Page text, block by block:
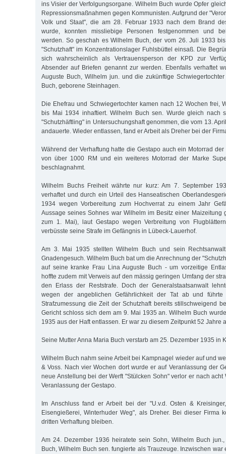
ins Visier der Verfolgungsorgane. Wilhelm Buch wurde Opfer
Repressionsmaßnahmen gegen Kommunisten. Aufgrund der
Volk und Staat", die am 28. Februar 1933 nach dem Brand
wurde, konnten missliebige Personen festgenommen und
werden. So geschah es Wilhelm Buch, der vom 26. Juli 1933
"Schutzhaft" im Konzentrationslager Fuhlsbüttel einsaß. Die
sich wahrscheinlich als Vertrauensperson der KPD zur
Absender auf Briefen genannt zur werden. Ebenfalls verhaftet
Auguste Buch, Wilhelm jun. und die zukünftige
Buch, geborene Steinhagen.
Die Ehefrau und Schwiegertochter kamen nach 12 Wochen frei,
bis Mai 1934 inhaftiert. Wilhelm Buch sen. Wurde gleich nach
"Schutzhäftling" in Untersuchungshaft genommen, die vom 13.
andauerte. Wieder entlassen, fand er Arbeit als Dreher bei der
Während der Verhaftung hatte die Gestapo auch ein Motorrad der
von über 1000 RM und ein weiteres Motorrad der Marke
beschlagnahmt.
Wilhelm Buchs Freiheit währte nur kurz: Am 7. September
verhaftet und durch ein Urteil des Hanseatischen
1934 wegen Vorbereitung zum Hochverrat zu einem Jahr
Aussage seines Sohnes war Wilhelm im Besitz einer Maizeitung
zum 1. Mai), laut Gestapo wegen Verbreitung von
verbüsste seine Strafe im Gefängnis in Lübeck-Lauerhof.
Am 3. Mai 1935 stellten Wilhelm Buch und sein
Gnadengesuch. Wilhelm Buch bat um die Anrechnung der
auf seine kranke Frau Lina Auguste Buch - um vorzeitige
hoffte zudem mit Verweis auf den mässig geringen Umfang der
den Erlass der Reststrafe. Doch der Generalstaatsanwalt
wegen der angeblichen Gefährlichkeit der Tat ab und
Strafzumessung die Zeit der Schutzhaft bereits stillschweigend
Gericht schloss sich dem am 9. Mai 1935 an. Wilhelm Buch
1935 aus der Haft entlassen. Er war zu diesem Zeitpunkt 52 Jahre
Seine Mutter Anna Maria Buch verstarb am 25. Dezember 1935 in
Wilhelm Buch nahm seine Arbeit bei Kampnagel wieder auf und
& Voss. Nach vier Wochen dort wurde er auf Veranlassung der
neue Anstellung bei der Werft "Stülcken Sohn" verlor er nach acht
Veranlassung der Gestapo.
Im Anschluss fand er Arbeit bei der "U.v.d. Osten &
Eisengießerei, Winterhuder Weg", als Dreher. Bei dieser Firma
dritten Verhaftung bleiben.
Am 24. Dezember 1936 heiratete sein Sohn, Wilhelm Buch
Buch, Wilhelm Buch sen. fungierte als Trauzeuge. Inzwischen war